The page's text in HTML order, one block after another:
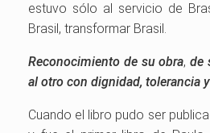
estuvo sólo al servicio de
Brasil, transformar Brasil.
Reconocimiento de su obra, de
al otro con dignidad, tolerancia
Cuando el libro pudo ser